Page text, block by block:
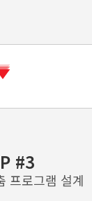
#3
프로그램 설계